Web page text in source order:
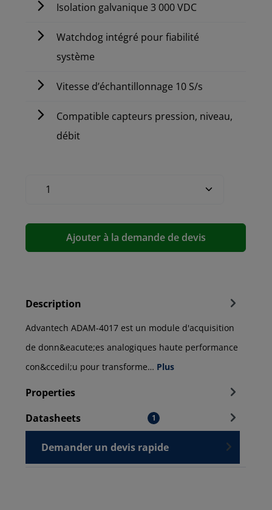
Isolation galvanique 3 000 VDC
Watchdog intégré pour fiabilité
système
Vitesse d’échantillonnage 10 S/s
Compatible capteurs pression, niveau,
débit
Ajouter à la demande de devis
Description
Advantech ADAM-4017 est un module d'acquisition
de donn&eacute;es analogiques haute performance
con&ccedil;u pour transforme… Plus
Properties
Datasheets
1
Demander un devis rapide